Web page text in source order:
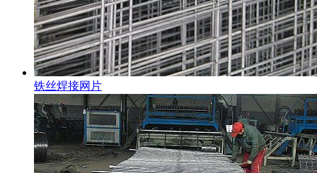
铁丝焊接网片